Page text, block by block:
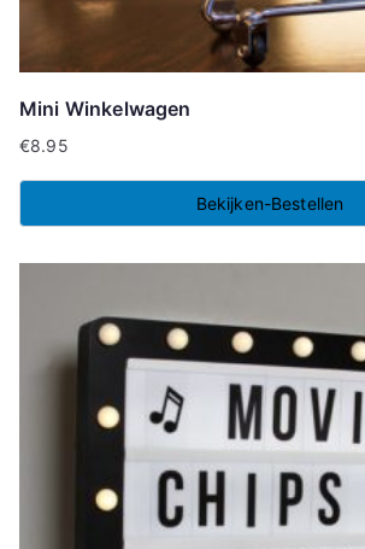
Mini Winkelwagen
€8.95
Bekijken-Bestellen